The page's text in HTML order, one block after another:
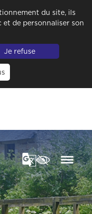
du site, ils
de personnaliser son
Je refuse